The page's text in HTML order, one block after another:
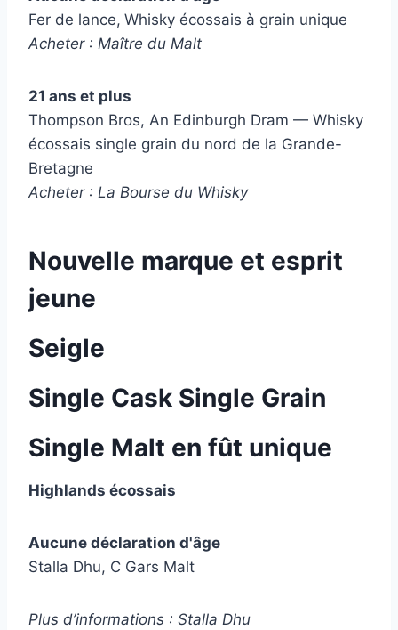
Fer de lance, Whisky écossais à grain unique
Acheter : Maître du Malt
21 ans et plus
Thompson Bros, An Edinburgh Dram — Whisky
écossais single grain du nord de la Grande-
Bretagne
Acheter : La Bourse du Whisky
Nouvelle marque et esprit
jeune
Seigle
Single Cask Single Grain
Single Malt en fût unique
Highlands écossais
Aucune déclaration d'âge
Stalla Dhu, C Gars Malt
Plus d’informations : Stalla Dhu